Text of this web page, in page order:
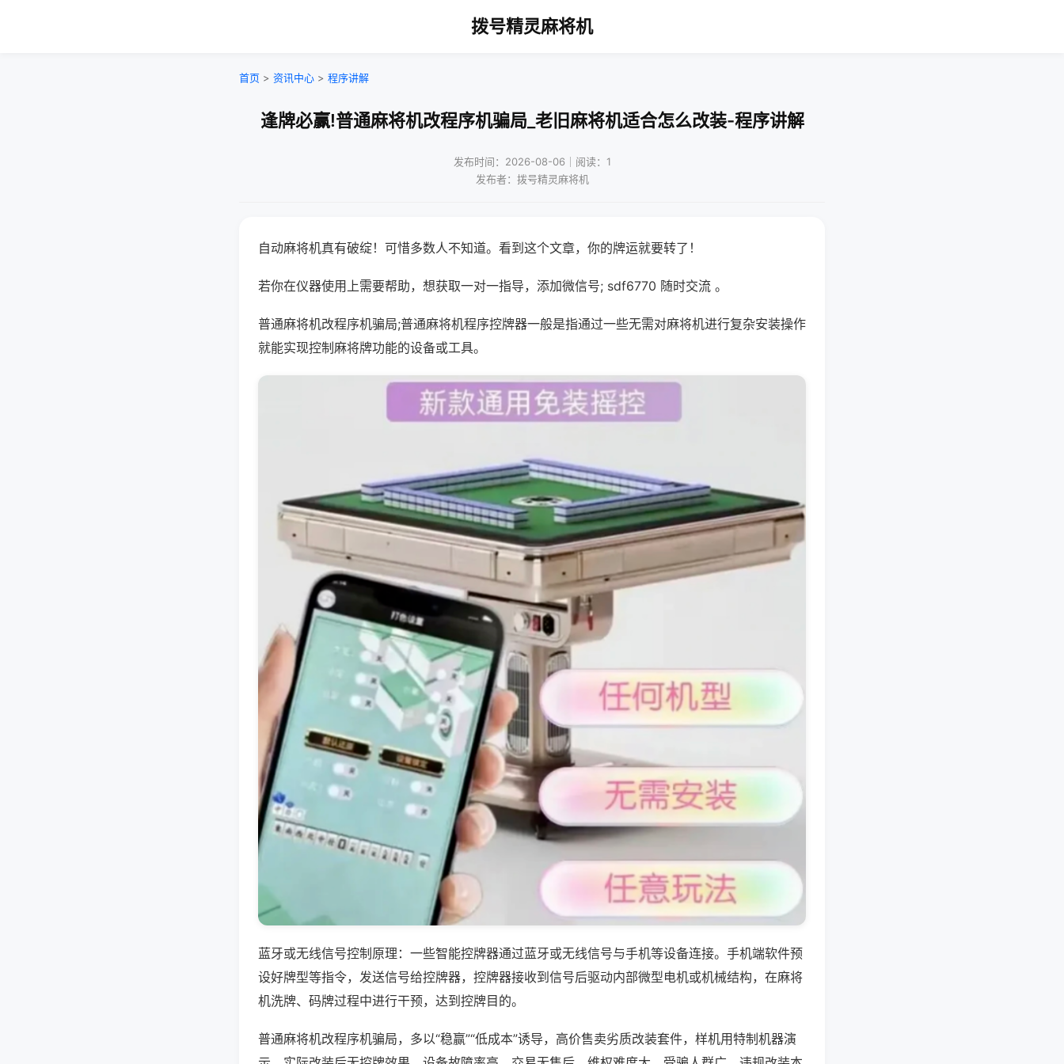
拨号精灵麻将机
首页 > 资讯中心 > 程序讲解
逢牌必赢!普通麻将机改程序机骗局_老旧麻将机适合怎么改装-程序讲解
发布时间：2026-08-06｜阅读：1
发布者：拨号精灵麻将机
自动麻将机真有破绽！可惜多数人不知道。看到这个文章，你的牌运就要转了！
若你在仪器使用上需要帮助，想获取一对一指导，添加微信号; sdf6770 随时交流 。
普通麻将机改程序机骗局;普通麻将机程序控牌器一般是指通过一些无需对麻将机进行复杂安装操作
就能实现控制麻将牌功能的设备或工具。
蓝牙或无线信号控制原理：一些智能控牌器通过蓝牙或无线信号与手机等设备连接。手机端软件预
设好牌型等指令，发送信号给控牌器，控牌器接收到信号后驱动内部微型电机或机械结构，在麻将
机洗牌、码牌过程中进行干预，达到控牌目的。
普通麻将机改程序机骗局，多以“稳赢”“低成本”诱导，高价售卖劣质改装套件，样机用特制机器演